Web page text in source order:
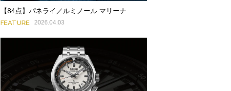
【84点】パネライ／ルミノール マリーナ
FEATURE 2026.04.03